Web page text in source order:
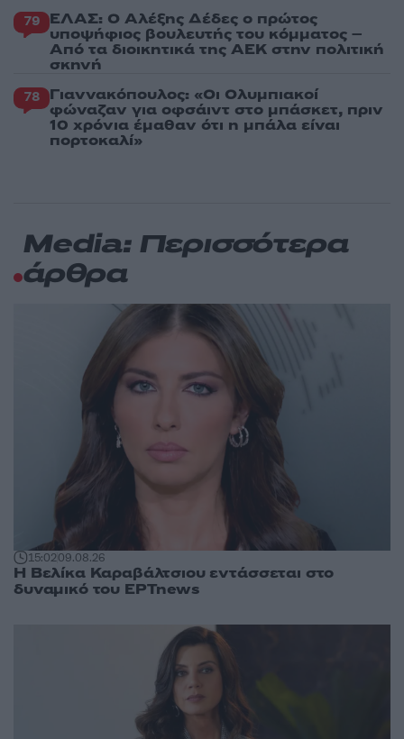
79 ΕΛΑΣ: Ο Αλέξης Δέδες ο πρώτος
υποψήφιος βουλευτής του κόμματος –
Από τα διοικητικά της ΑΕΚ στην πολιτική
σκηνή
78 Γιαννακόπουλος: «Οι Ολυμπιακοί
φώναζαν για οφσάιντ στο μπάσκετ, πριν
10 χρόνια έμαθαν ότι η μπάλα είναι
πορτοκαλί»
Media: Περισσότερα
άρθρα
15:0209.08.26
Η Βελίκα Καραβάλτσιου εντάσσεται στο
δυναμικό του ΕΡΤnews